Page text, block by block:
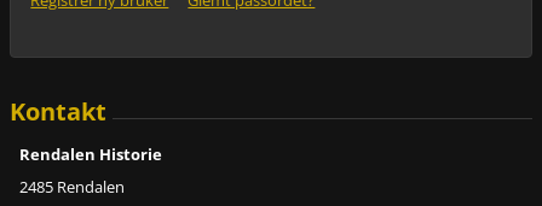
Kontakt
Rendalen Historie
2485 Rendalen